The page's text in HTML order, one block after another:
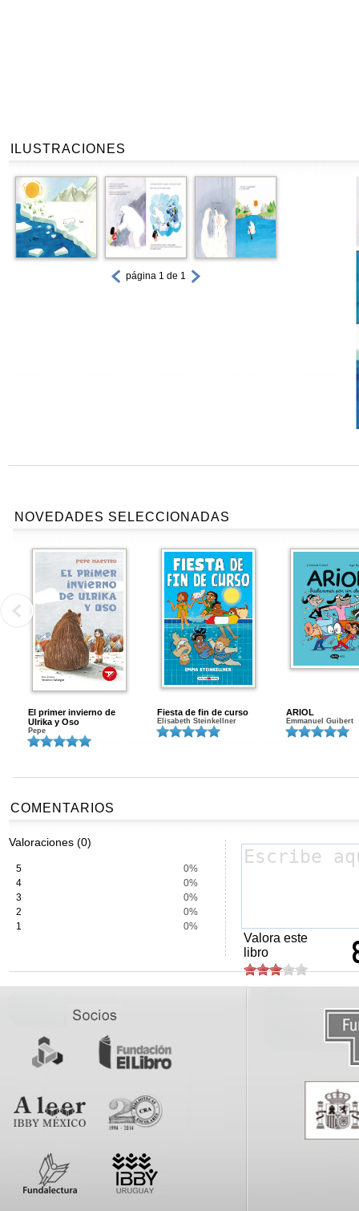
ILUSTRACIONES
página 1 de 1
NOVEDADES SELECCIONADAS
El primer invierno de
Ulrika y Oso
Pepe
Fiesta de fin de curso
Elisabeth Steinkellner
ARIOL
Emmanuel Guibert
COMENTARIOS
Valoraciones (0)
5
0%
4
0%
3
0%
2
0%
1
0%
Valora este
libro